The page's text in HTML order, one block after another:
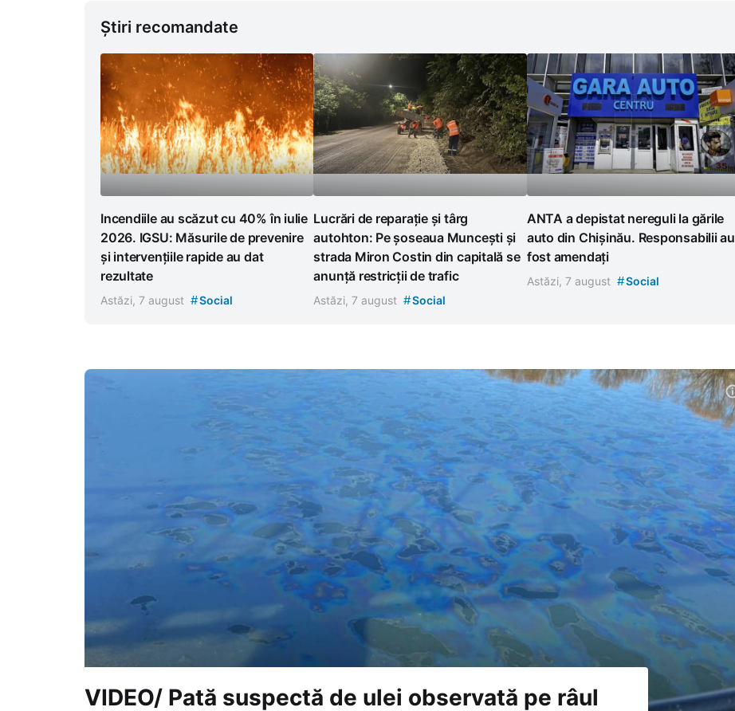
Știri recomandate
Incendiile au scăzut cu 40% în iulie
2026. IGSU: Măsurile de prevenire
și intervențiile rapide au dat
rezultate
Astăzi, 7 august #Social
Lucrări de reparație și târg
autohton: Pe șoseaua Muncești și
strada Miron Costin din capitală se
anunță restricții de trafic
Astăzi, 7 august #Social
ANTA a depistat nereguli la gările
auto din Chișinău. Responsabilii au
fost amendați
Astăzi, 7 august #Social
VIDEO/ Pată suspectă de ulei observată pe râul